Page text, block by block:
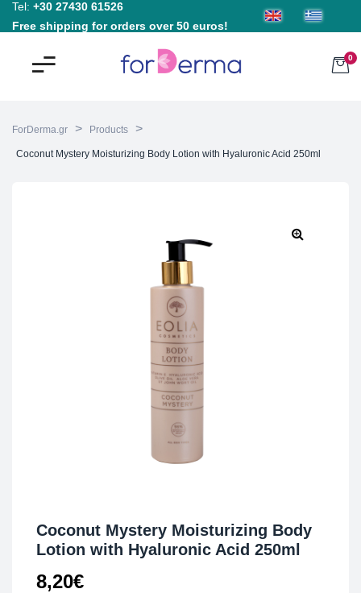
Tel: +30 27430 61526
Free shipping for orders over 50 euros!
0
ForDerma.gr > Products >
Coconut Mystery Moisturizing Body Lotion with Hyaluronic Acid 250ml
Coconut Mystery Moisturizing Body
Lotion with Hyaluronic Acid 250ml
8,20€